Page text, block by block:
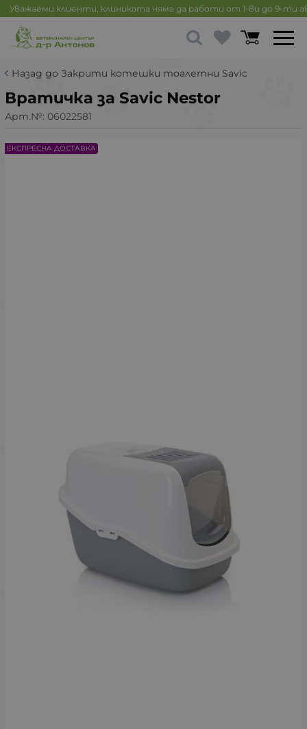
Уважаеми клиенти, клиниката няма да работи от 1-ви до 9-ти
Назад до Закрити котешки тоалетни Savic
Вратичка за Savic Nestor
Арт.№: 06022581
ЕКСПРЕСНА ДОСТАВКА